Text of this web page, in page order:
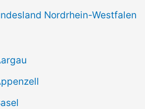
Nordrhein-Westfalen